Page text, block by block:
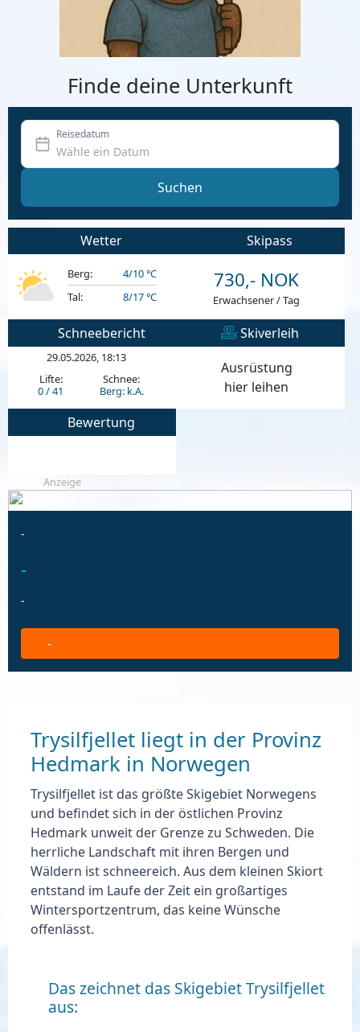
Finde deine Unterkunft
Reisedatum
Suchen
Wetter
Berg:
4/10 °C
Tal:
8/17 °C
Skipass
730,- NOK
Erwachsener / Tag
Schneebericht
29.05.2026, 18:13
Lifte:
0 / 41
Schnee:
Berg: k.A.
Skiverleih
Ausrüstung
hier leihen
Bewertung
Anzeige
-
-
-
-
Trysilfjellet liegt in der Provinz
Hedmark in Norwegen
Trysilfjellet ist das größte Skigebiet Norwegens
und befindet sich in der östlichen Provinz
Hedmark unweit der Grenze zu Schweden. Die
herrliche Landschaft mit ihren Bergen und
Wäldern ist schneereich. Aus dem kleinen Skiort
entstand im Laufe der Zeit ein großartiges
Wintersportzentrum, das keine Wünsche
offenlässt.
Das zeichnet das Skigebiet Trysilfjellet
aus: